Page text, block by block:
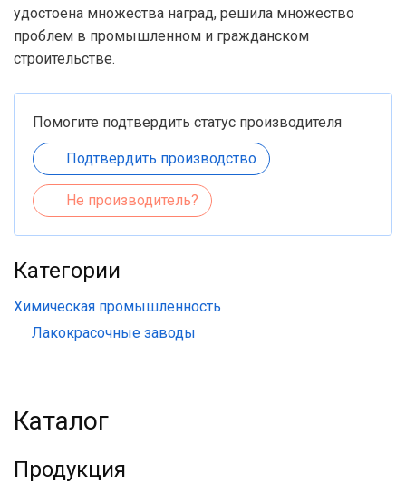
удостоена множества наград, решила множество
проблем в промышленном и гражданском
строительстве.
Помогите подтвердить статус производителя
Подтвердить производство
Не производитель?
Категории
Химическая промышленность
Лакокрасочные заводы
Каталог
Продукция